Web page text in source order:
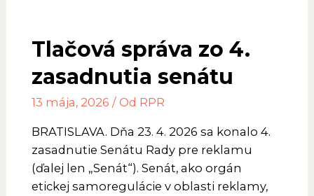
Arbitrážnej
RPR
Tlačová správa zo 4.
zasadnutia senátu
13 mája, 2026 / Od RPR
BRATISLAVA. Dňa 23. 4. 2026 sa konalo 4.
zasadnutie Senátu Rady pre reklamu
(ďalej len „Senát“). Senát, ako orgán
etickej samoregulácie v oblasti reklamy,